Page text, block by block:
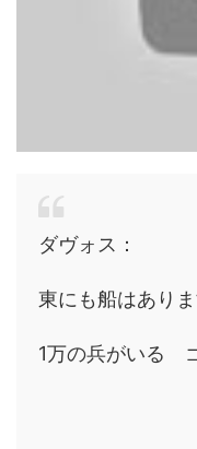
ダヴォス：
東にも船はあり
1万の兵がいる